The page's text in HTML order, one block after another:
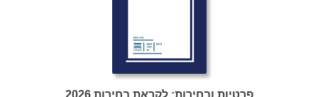
פרטיות ובחירות: לקראת בחירות 2026